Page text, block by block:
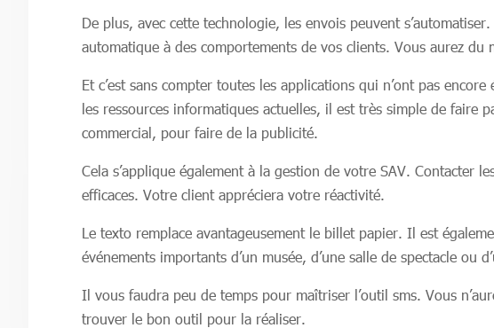
De plus, avec cette technologie, les envois peuvent
automatique à des comportements de vos clients. Vous aurez
Et c’est sans compter toutes les applications qui n’ont pas
les ressources informatiques actuelles, il est très simple de faire
commercial, pour faire de la publicité.
Cela s’applique également à la gestion de votre SAV. Contacter
efficaces. Votre client appréciera votre réactivité.
Le texto remplace avantageusement le billet papier. Il est
événements importants d’un musée, d’une salle de spectacle ou
Il vous faudra peu de temps pour maîtriser l’outil sms. Vous
trouver le bon outil pour la réaliser.